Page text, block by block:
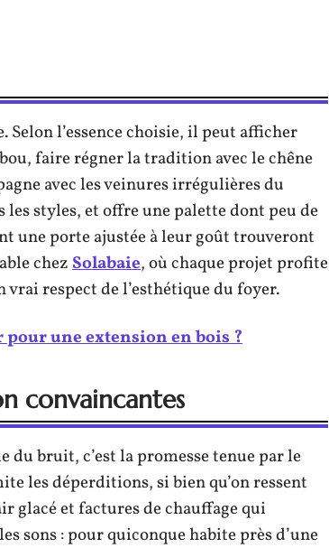
Selon l’essence choisie, il peut afficher
faire régner la tradition avec le chêne
avec les veinures irrégulières du
styles, et offre une palette dont peu de
une porte ajustée à leur goût trouveront
chezSolabaie, où chaque projet profite
vrai respect de l’esthétique du foyer.
une extension en bois ?
convaincantes
bruit, c’est la promesse tenue par le
les déperditions, si bien qu’on ressent
glacé et factures de chauffage qui
sons : pour quiconque habite près d’une